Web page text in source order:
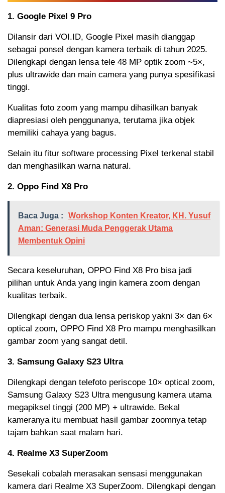
1. Google Pixel 9 Pro
Dilansir dari VOI.ID, Google Pixel masih dianggap
sebagai ponsel dengan kamera terbaik di tahun 2025.
Dilengkapi dengan lensa tele 48 MP optik zoom ~5×,
plus ultrawide dan main camera yang punya spesifikasi
tinggi.
Kualitas foto zoom yang mampu dihasilkan banyak
diapresiasi oleh penggunanya, terutama jika objek
memiliki cahaya yang bagus.
Selain itu fitur software processing Pixel terkenal stabil
dan menghasilkan warna natural.
2. Oppo Find X8 Pro
Baca Juga :
Workshop Konten Kreator, KH. Yusuf
Aman: Generasi Muda Penggerak Utama
Membentuk Opini
Secara keseluruhan, OPPO Find X8 Pro bisa jadi
pilihan untuk Anda yang ingin kamera zoom dengan
kualitas terbaik.
Dilengkapi dengan dua lensa periskop yakni 3× dan 6×
optical zoom, OPPO Find X8 Pro mampu menghasilkan
gambar zoom yang sangat detil.
3. Samsung Galaxy S23 Ultra
Dilengkapi dengan telefoto periscope 10× optical zoom,
Samsung Galaxy S23 Ultra mengusung kamera utama
megapiksel tinggi (200 MP) + ultrawide. Bekal
kameranya itu membuat hasil gambar zoomnya tetap
tajam bahkan saat malam hari.
4. Realme X3 SuperZoom
Sesekali cobalah merasakan sensasi menggunakan
kamera dari Realme X3 SuperZoom. Dilengkapi dengan